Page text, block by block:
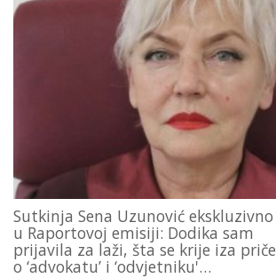
Sutkinja Sena Uzunović ekskluzivno
u Raportovoj emisiji: Dodika sam
prijavila za laži, šta se krije iza priče
o ‘advokatu’ i ‘odvjetniku'…